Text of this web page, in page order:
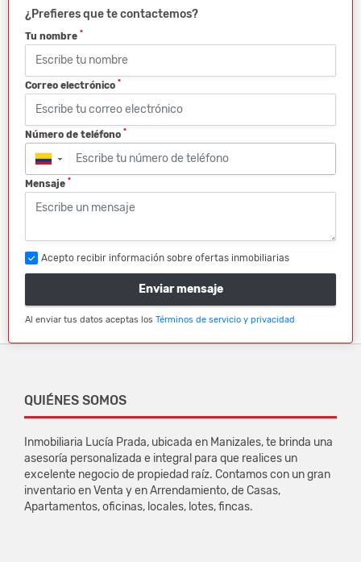
¿Prefieres que te contactemos?
Tu nombre *
Correo electrónico *
Número de teléfono *
▼
Mensaje *
Acepto recibir información sobre ofertas inmobiliarias
Enviar mensaje
Al enviar tus datos aceptas los Términos de servicio y privacidad
QUIÉNES SOMOS
Inmobiliaria Lucía Prada, ubicada en Manizales, te brinda una
asesoría personalizada e integral para que realices un
excelente negocio de propiedad raíz. Contamos con un gran
inventario en Venta y en Arrendamiento, de Casas,
Apartamentos, oficinas, locales, lotes, fincas.